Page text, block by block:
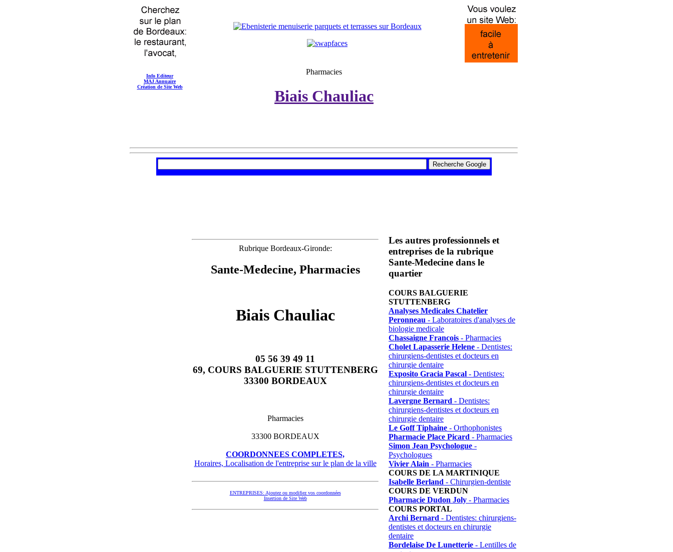
Info Editeur
MAJ Annuaire
Création de Site Web
Pharmacies
Biais Chauliac
Rubrique Bordeaux-Gironde:
Sante-Medecine, Pharmacies
Biais Chauliac
05 56 39 49 11
69, COURS BALGUERIE STUTTENBERG
33300 BORDEAUX
Pharmacies
33300 BORDEAUX
COORDONNEES COMPLETES,
Horaires, Localisation de l'entreprise sur le plan de la ville
ENTREPRISES: Ajoutez ou modifiez vos coordonnées
Insertion de Site Web
Les autres professionnels et
entreprises de la rubrique
Sante-Medecine dans le
quartier
COURS BALGUERIE
STUTTENBERG
Analyses Medicales Chatelier
Peronneau - Laboratoires d'analyses de
biologie medicale
Chassaigne Francois - Pharmacies
Cholet Lapasserie Helene - Dentistes:
chirurgiens-dentistes et docteurs en
chirurgie dentaire
Exposito Gracia Pascal - Dentistes:
chirurgiens-dentistes et docteurs en
chirurgie dentaire
Lavergne Bernard - Dentistes:
chirurgiens-dentistes et docteurs en
chirurgie dentaire
Le Goff Tiphaine - Orthophonistes
Pharmacie Place Picard - Pharmacies
Simon Jean Psychologue -
Psychologues
Vivier Alain - Pharmacies
COURS DE LA MARTINIQUE
Isabelle Berland - Chirurgien-dentiste
COURS DE VERDUN
Pharmacie Dudon Joly - Pharmacies
COURS PORTAL
Archi Bernard - Dentistes: chirurgiens-
dentistes et docteurs en chirurgie
dentaire
Bordelaise De Lunetterie - Lentilles de